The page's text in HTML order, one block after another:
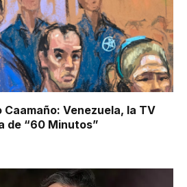
Venezuela, la TV
de “60 Minutos”